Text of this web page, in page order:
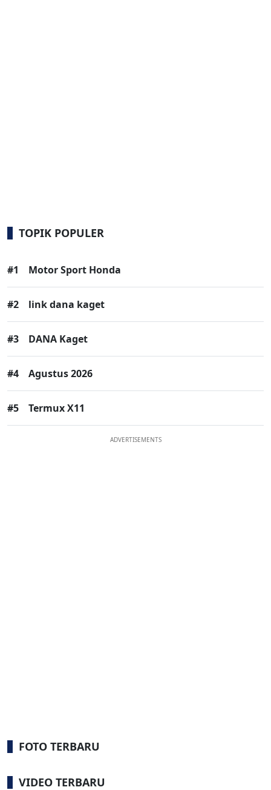
TOPIK POPULER
#1 Motor Sport Honda
#2 link dana kaget
#3 DANA Kaget
#4 Agustus 2026
#5 Termux X11
ADVERTISEMENTS
FOTO TERBARU
VIDEO TERBARU